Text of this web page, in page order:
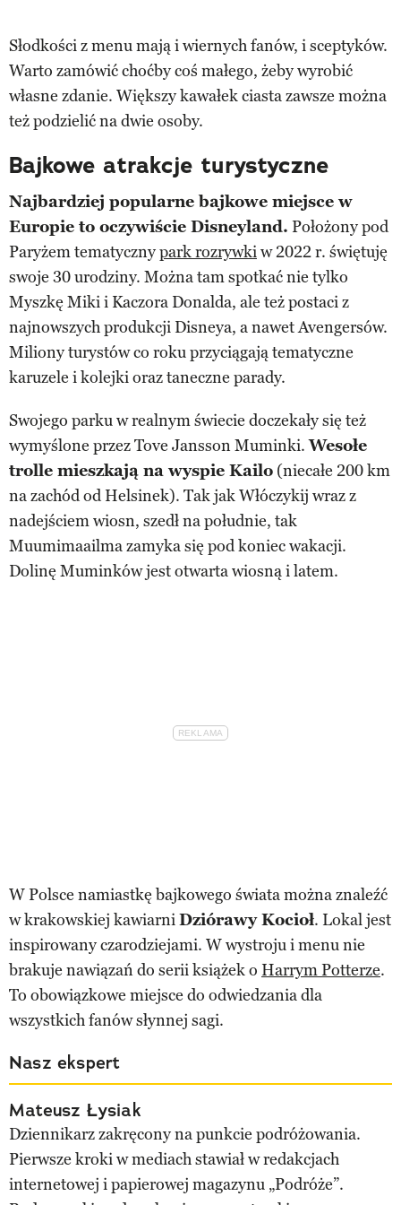
Słodkości z menu mają i wiernych fanów, i sceptyków.
Warto zamówić choćby coś małego, żeby wyrobić
własne zdanie. Większy kawałek ciasta zawsze można
też podzielić na dwie osoby.
Bajkowe atrakcje turystyczne
Najbardziej popularne bajkowe miejsce w
Europie to oczywiście Disneyland. Położony pod
Paryżem tematycznypark rozrywkiw 2022 r. świętuję
swoje 30 urodziny. Można tam spotkać nie tylko
Myszkę Miki i Kaczora Donalda, ale też postaci z
najnowszych produkcji Disneya, a nawet Avengersów.
Miliony turystów co roku przyciągają tematyczne
karuzele i kolejki oraz taneczne parady.
Swojego parku w realnym świecie doczekały się też
wymyślone przez Tove Jansson Muminki.Wesołe
trolle mieszkają na wyspie Kailo (niecałe 200 km
na zachód od Helsinek). Tak jak Włóczykij wraz z
nadejściem wiosn, szedł na południe, tak
Muumimaailma zamyka się pod koniec wakacji.
Dolinę Muminków jest otwarta wiosną i latem.
W Polsce namiastkę bajkowego świata można znaleźć
w krakowskiej kawiarniDziórawy Kocioł. Lokal jest
inspirowany czarodziejami. W wystroju i menu nie
brakuje nawiązań do serii książek o Harrym Potterze.
To obowiązkowe miejsce do odwiedzania dla
wszystkich fanów słynnej sagi.
Nasz ekspert
Mateusz Łysiak
Dziennikarz zakręcony na punkcie podróżowania.
Pierwsze kroki w mediach stawiał w redakcjach
internetowej i papierowej magazynu „Podróże”.